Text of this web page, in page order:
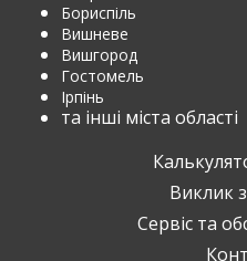
Бориспіль
Вишневе
Вишгород
Гостомель
Ірпінь
та інші міста області
Виклик
Сервіс та